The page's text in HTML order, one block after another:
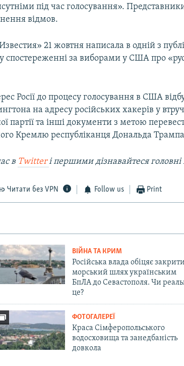
під час голосування».
відмов.
21 жовтня написала в одній з
спостереженні за виборами у США про
Росії до процесу голосування в США
на адресу російських хакерів у
партії та інші документи з метою
Кремлю республіканця Дональда
в Twitterі першими дізнавайтеся
Читати без VPN Follow us Print
ВІЙНА ТА КРИМ
Російська влада обіцяє закрити
морський шлях українським
БпЛА до Севастополя. Чи
це?
ФОТОГАЛЕРЕЇ
Краса Сімферопольського
водосховища та занедбаність
довкола